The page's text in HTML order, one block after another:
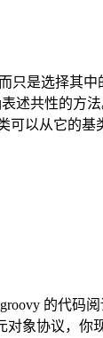
只是选择其
述共性的方
以从它的基
的代码
象协议，你